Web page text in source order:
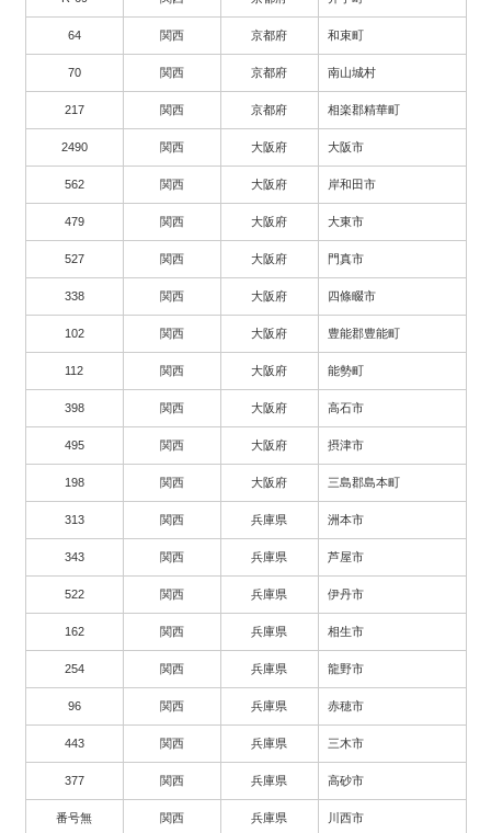
64 関西 京都府 和束町
70 関西 京都府 南山城村
217 関西 京都府 相楽郡精華町
2490 関西 大阪府 大阪市
562 関西 大阪府 岸和田市
479 関西 大阪府 大東市
527 関西 大阪府 門真市
338 関西 大阪府 四條畷市
102 関西 大阪府 豊能郡豊能町
112 関西 大阪府 能勢町
398 関西 大阪府 高石市
495 関西 大阪府 摂津市
198 関西 大阪府 三島郡島本町
313 関西 兵庫県 洲本市
343 関西 兵庫県 芦屋市
522 関西 兵庫県 伊丹市
162 関西 兵庫県 相生市
254 関西 兵庫県 龍野市
96 関西 兵庫県 赤穂市
443 関西 兵庫県 三木市
377 関西 兵庫県 高砂市
番号無 関西 兵庫県 川西市